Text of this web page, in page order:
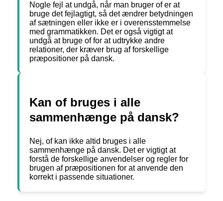
Nogle fejl at undgå, når man bruger of er at
bruge det fejlagtigt, så det ændrer betydningen
af sætningen eller ikke er i overensstemmelse
med grammatikken. Det er også vigtigt at
undgå at bruge of for at udtrykke andre
relationer, der kræver brug af forskellige
præpositioner på dansk.
Kan of bruges i alle
sammenhænge på dansk?
Nej, of kan ikke altid bruges i alle
sammenhænge på dansk. Det er vigtigt at
forstå de forskellige anvendelser og regler for
brugen af præpositionen for at anvende den
korrekt i passende situationer.